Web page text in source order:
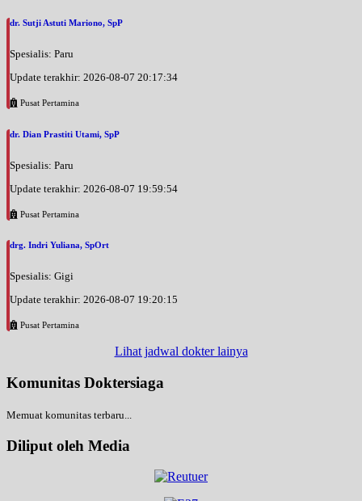
dr. Sutji Astuti Mariono, SpP
Spesialis: Paru
Update terakhir: 2026-08-07 20:17:34
Pusat Pertamina
dr. Dian Prastiti Utami, SpP
Spesialis: Paru
Update terakhir: 2026-08-07 19:59:54
Pusat Pertamina
drg. Indri Yuliana, SpOrt
Spesialis: Gigi
Update terakhir: 2026-08-07 19:20:15
Pusat Pertamina
Lihat jadwal dokter lainya
Komunitas Doktersiaga
Memuat komunitas terbaru...
Diliput oleh Media